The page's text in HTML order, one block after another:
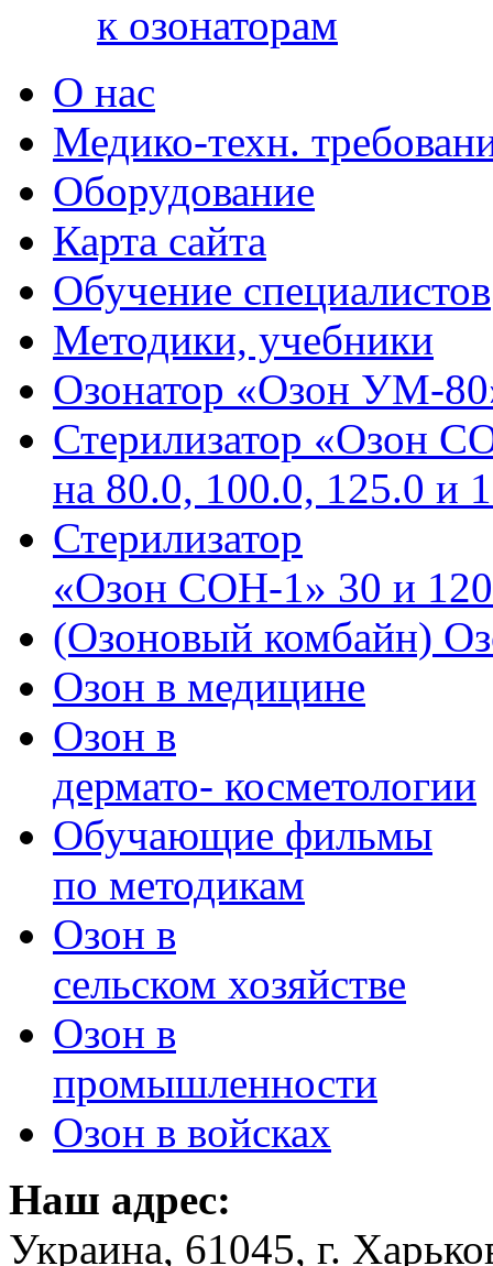
к озонаторам
О нас
Медико-техн.
Оборудование
Карта сайта
Обучение специалистов
Методики, учебники
Озонатор «Озон УМ-
Стерилизатор «Озон
на 80.0, 100.0, 125.0 и
Стерилизатор
«Озон СОН-1» 30 и
(Озоновый комбайн)
Озон в медицине
Озон в
дермато- косметологии
Обучающие фильмы
по методикам
Озон в
сельском хозяйстве
Озон в
промышленности
Озон в войсках
Наш адрес:
Украина, 61045, г.